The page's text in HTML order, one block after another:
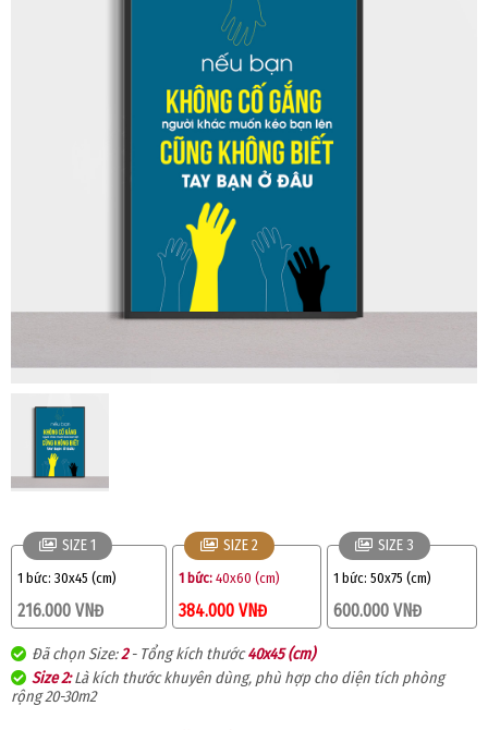
SIZE 1
1 bức: 30x45 (cm)
216.000 VNĐ
SIZE 2
1 bức:40x60 (cm)
384.000 VNĐ
SIZE 3
1 bức: 50x75 (cm)
600.000 VNĐ
Đã chọn Size:2- Tổng kích thước40x45 (cm)
Size 2:Là kích thước khuyên dùng, phù hợp cho diện tích phòng
rộng 20-30m2